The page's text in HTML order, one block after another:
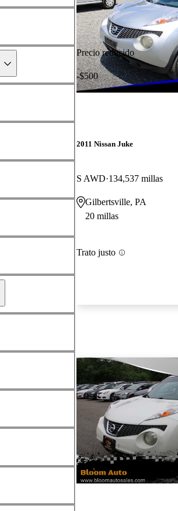
Precio reducido
-$500
2011 Nissan Juke
S AWD 134,537 millas
Gilbertsville, PA
20 millas
Trato justo